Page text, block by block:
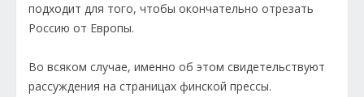
подходит для того, чтобы окончательно отрезать
Россию от Европы.
Во всяком случае, именно об этом свидетельствуют
рассуждения на страницах финской прессы.